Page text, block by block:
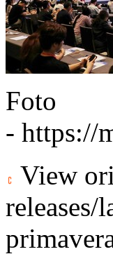
Foto
- https://
View
releases/